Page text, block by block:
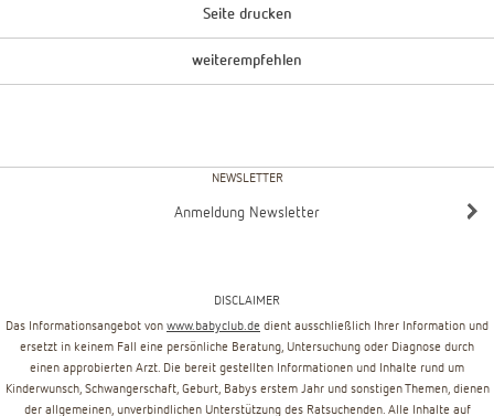
Seite drucken
weiterempfehlen
NEWSLETTER
Anmeldung Newsletter
DISCLAIMER
Das Informationsangebot von www.babyclub.de dient ausschließlich Ihrer Information und
ersetzt in keinem Fall eine persönliche Beratung, Untersuchung oder Diagnose durch
einen approbierten Arzt. Die bereit gestellten Informationen und Inhalte rund um
Kinderwunsch, Schwangerschaft, Geburt, Babys erstem Jahr und sonstigen Themen, dienen
der allgemeinen, unverbindlichen Unterstützung des Ratsuchenden. Alle Inhalte auf